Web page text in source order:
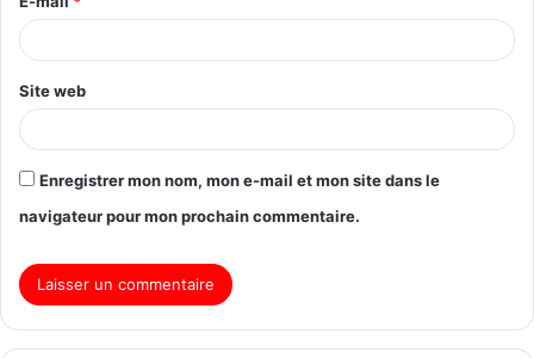
Site web
Enregistrer mon nom, mon e-mail et mon site dans le
navigateur pour mon prochain commentaire.